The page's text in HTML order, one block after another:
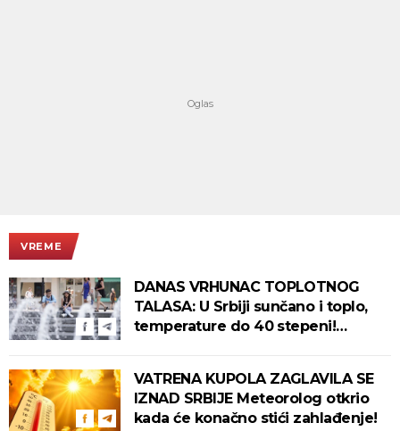
VREME
DANAS VRHUNAC TOPLOTNOG
TALASA: U Srbiji sunčano i toplo,
temperature do 40 stepeni!
VATRENA KUPOLA ZAGLAVILA SE
IZNAD SRBIJE Meteorolog otkrio
kada će konačno stići zahlađenje!